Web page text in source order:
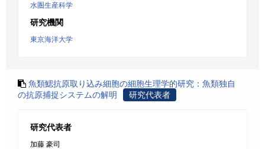
水圏生産科学
研究機関
東京海洋大学
魚類鰓抗原取り込み細胞の細胞生理学的研究：魚類独自
の抗原捕捉システムの解明
研究代表者
研究代表者
加藤 豪司